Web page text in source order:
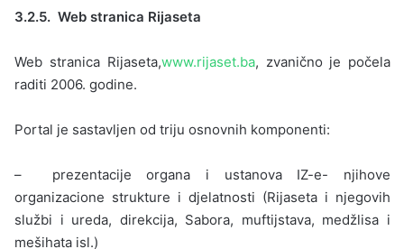
3.2.5. Web stranica Rijaseta
Web stranica Rijaseta,www.rijaset.ba, zvanično je počela
raditi 2006. godine.
Portal je sastavljen od triju osnovnih komponenti:
– prezentacije organa i ustanova IZ-e- njihove
organizacione strukture i djelatnosti (Rijaseta i njegovih
službi i ureda, direkcija, Sabora, muftijstava, medžlisa i
mešihata isl.)